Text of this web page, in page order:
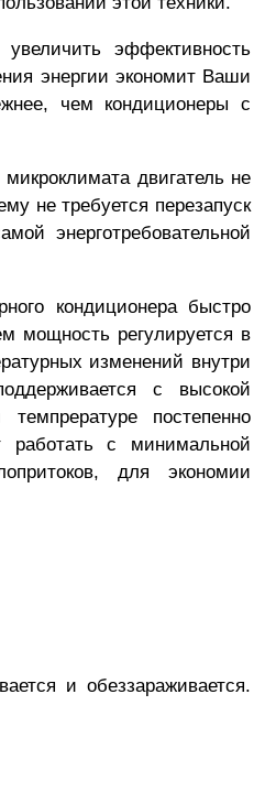
эффективность
энергии экономит Ваши
чем кондиционеры с
двигатель не
не требуется перезапуск
энерготребовательной
кондиционера быстро
мощность регулируется в
изменений внутри
с высокой
постепенно
с минимальной
для экономии
и обеззараживается.